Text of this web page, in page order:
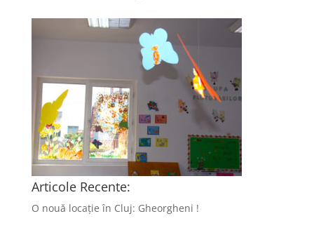
Articole Recente:
O nouă locație în Cluj: Gheorgheni !